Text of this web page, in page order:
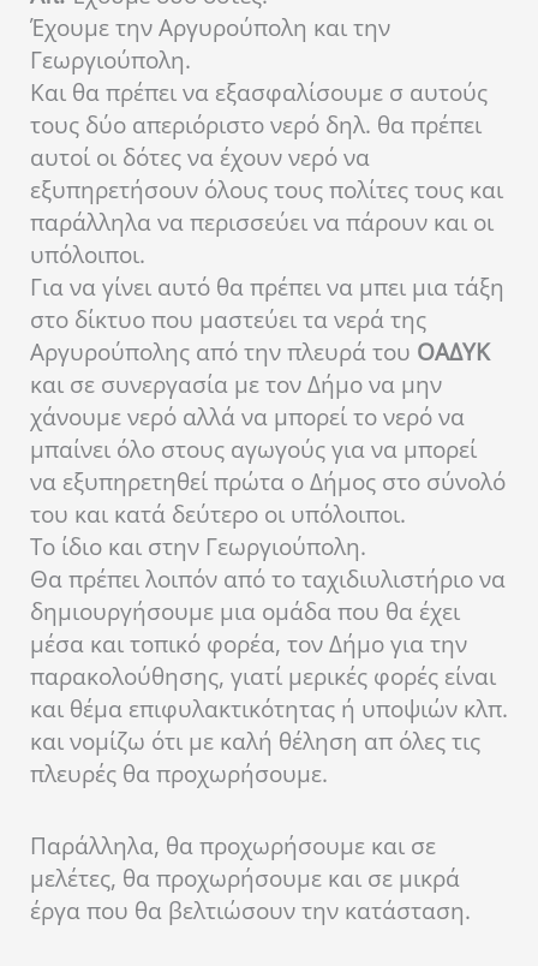
Έχουμε την Αργυρούπολη και την
Γεωργιούπολη.
Και θα πρέπει να εξασφαλίσουμε σ αυτούς
τους δύο απεριόριστο νερό δηλ. θα πρέπει
αυτοί οι δότες να έχουν νερό να
εξυπηρετήσουν όλους τους πολίτες τους και
παράλληλα να περισσεύει να πάρουν και οι
υπόλοιποι.
Για να γίνει αυτό θα πρέπει να μπει μια τάξη
στο δίκτυο που μαστεύει τα νερά της
Αργυρούπολης από την πλευρά του ΟΑΔΥΚ
και σε συνεργασία με τον Δήμο να μην
χάνουμε νερό αλλά να μπορεί το νερό να
μπαίνει όλο στους αγωγούς για να μπορεί
να εξυπηρετηθεί πρώτα ο Δήμος στο σύνολό
του και κατά δεύτερο οι υπόλοιποι.
Το ίδιο και στην Γεωργιούπολη.
Θα πρέπει λοιπόν από το ταχιδιυλιστήριο να
δημιουργήσουμε μια ομάδα που θα έχει
μέσα και τοπικό φορέα, τον Δήμο για την
παρακολούθησης, γιατί μερικές φορές είναι
και θέμα επιφυλακτικότητας ή υποψιών κλπ.
και νομίζω ότι με καλή θέληση απ όλες τις
πλευρές θα προχωρήσουμε.
Παράλληλα, θα προχωρήσουμε και σε
μελέτες, θα προχωρήσουμε και σε μικρά
έργα που θα βελτιώσουν την κατάσταση.